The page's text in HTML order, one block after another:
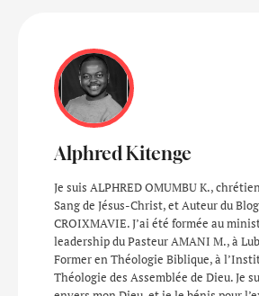
Alphred Kitenge
Je suis ALPHRED OMUMBU K.,
Sang de Jésus-Christ, et Auteur du
CROIXMAVIE. J’ai été formée au
leadership du Pasteur AMANI M., à
Former en Théologie Biblique, à
Théologie des Assemblée de Dieu. Je